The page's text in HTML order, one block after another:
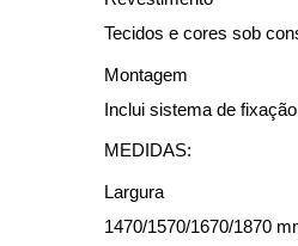
Tecidos e cores sob
Montagem
Inclui sistema de
MEDIDAS:
Largura
1470/1570/1670/1870